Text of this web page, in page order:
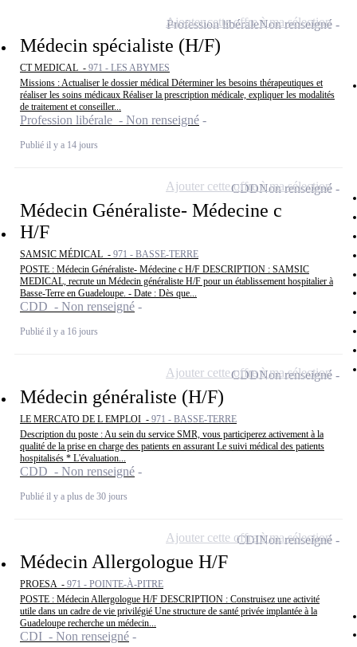
Médecin spécialiste (H/F)
CT MEDICAL - 971 - LES ABYMES
Missions : Actualiser le dossier médical Déterminer les besoins thérapeutiques et
réaliser les soins médicaux Réaliser la prescription médicale, expliquer les modalités
de traitement et conseiller...
Profession libérale - Non renseigné
Publié il y a 14 jours
Profession libéraleNon renseigné
Ajouter cette offre à ma sélection
Médecin Généraliste- Médecine c
H/F
SAMSIC MÉDICAL - 971 - BASSE-TERRE
POSTE : Médecin Généraliste- Médecine c H/F DESCRIPTION : SAMSIC
MEDICAL, recrute un Médecin généraliste H/F pour un établissement hospitalier à
Basse-Terre en Guadeloupe. - Date : Dès que...
CDD - Non renseigné
Publié il y a 16 jours
CDDNon renseigné
Ajouter cette offre à ma sélection
Médecin généraliste (H/F)
LE MERCATO DE L EMPLOI - 971 - BASSE-TERRE
Description du poste : Au sein du service SMR, vous participerez activement à la
qualité de la prise en charge des patients en assurant Le suivi médical des patients
hospitalisés * L'évaluation...
CDD - Non renseigné
Publié il y a plus de 30 jours
CDDNon renseigné
Ajouter cette offre à ma sélection
Médecin Allergologue H/F
PROESA - 971 - POINTE-À-PITRE
POSTE : Médecin Allergologue H/F DESCRIPTION : Construisez une activité
utile dans un cadre de vie privilégié Une structure de santé privée implantée à la
Guadeloupe recherche un médecin...
CDI - Non renseigné
CDINon renseigné
Ajouter cette offre à ma sélection